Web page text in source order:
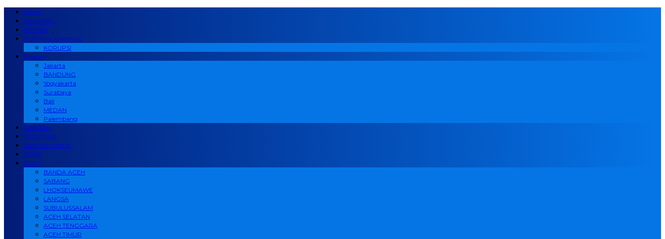
Home
NASIONAL
POLITIK
HUKUM & KRIMINAL
KORUPSI
Daerah
Jakarta
BANDUNG
Yogyakarta
Surabaya
Bali
MEDAN
Palembang
DAERAH
PERISTIWA
JABODETABEK
OPINI
ACEH
BANDA ACEH
SABANG
LHOKSEUMAWE
LANGSA
SUBULUSSALAM
ACEH SELATAN
ACEH TENGGARA
ACEH TIMUR